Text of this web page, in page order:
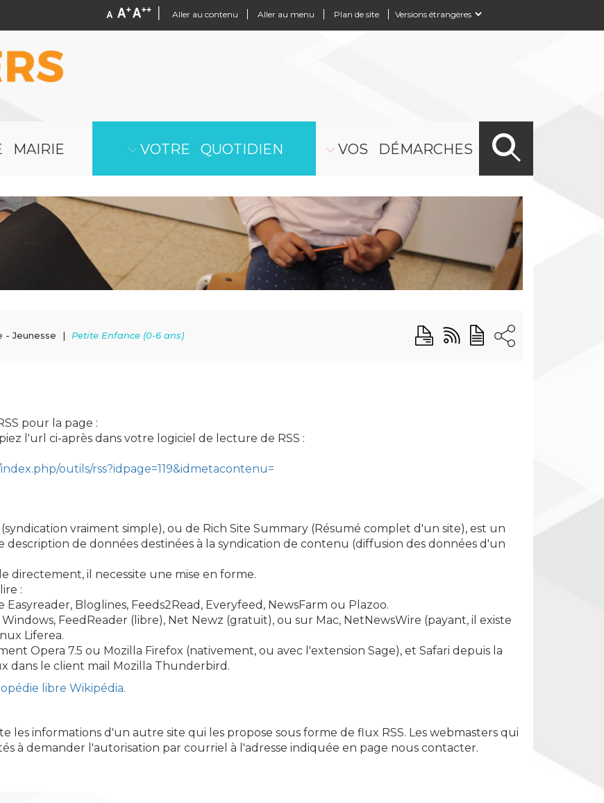
Powered by Translate
Aller au contenu Aller au menu Plan de site
MAIRIE VOTRE QUOTIDIEN VOS DÉMARCHES
- Jeunesse Petite Enfance (0-6 ans)
pour la page :
l'url ci-après dans votre logiciel de lecture de RSS :
outils/rss?idpage=119&idmetacontenu=
vraiment simple), ou de Rich Site Summary (Résumé complet d'un site), est un
de données destinées à la syndication de contenu (diffusion des données d'un
directement, il necessite une mise en forme.
:
Bloglines, Feeds2Read, Everyfeed, NewsFarm ou Plazoo.
FeedReader (libre), Net Newz (gratuit), ou sur Mac, NetNewsWire (payant, il existe
Liferea.
Opera 7.5 ou Mozilla Firefox (nativement, ou avec l'extension Sage), et Safari depuis la
dans le client mail Mozilla Thunderbird.
libre Wikipédia.
les informations d'un autre site qui les propose sous forme de flux RSS. Les webmasters qui
à demander l'autorisation par courriel à l'adresse indiquée en page nous contacter.